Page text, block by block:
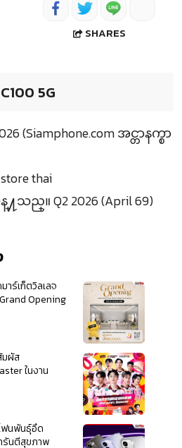
SHARES
5G
(Siamphone.com အင္တာနက္စာ
thai
႔သည္။ Q2 2026 (April 69)
าร์เก็ตวิลเลจ
Opening
มผัส
ในงาน
ฟนพันธุ์อึด
รันตีสุขภาพ